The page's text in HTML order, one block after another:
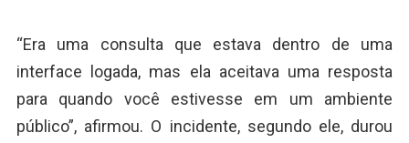
“Era uma consulta que estava dentro de uma
interface logada, mas ela aceitava uma resposta
para quando você estivesse em um ambiente
público”, afirmou. O incidente, segundo ele, durou